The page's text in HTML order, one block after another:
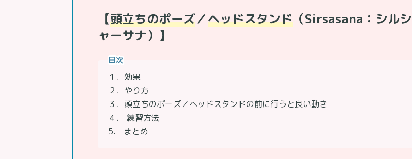
【頭立ちのポーズ／ヘッドスタンド （Sirsasana：シルシ
ャーサナ）】
目次
１．効果
２．やり方
３．頭立ちのポーズ／ヘッドスタンドの前に行うと良い動き
４. 練習方法
5. まとめ